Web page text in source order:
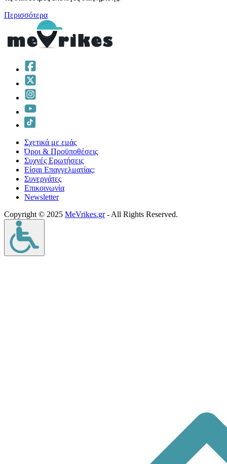
Περισσότερα
Σχετικά με εμάς
Όροι & Προϋποθέσεις
Συχνές Ερωτήσεις
Είσαι Επαγγελματίας;
Συνεργάτες
Επικοινωνία
Νewsletter
Copyright © 2025 MeVrikes.gr- All Rights Reserved.